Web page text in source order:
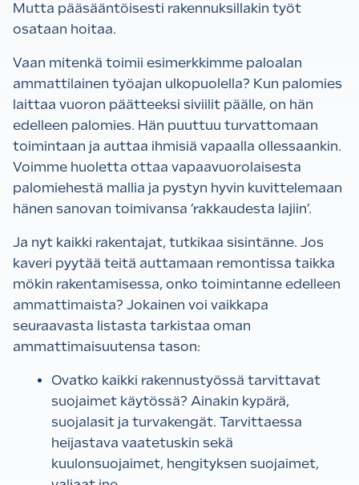
Mutta pääsääntöisesti rakennuksillakin työt
osataan hoitaa.
Vaan mitenkä toimii esimerkkimme paloalan
ammattilainen työajan ulkopuolella? Kun palomies
laittaa vuoron päätteeksi siviilit päälle, on hän
edelleen palomies. Hän puuttuu turvattomaan
toimintaan ja auttaa ihmisiä vapaalla ollessaankin.
Voimme huoletta ottaa vapaavuorolaisesta
palomiehestä mallia ja pystyn hyvin kuvittelemaan
hänen sanovan toimivansa ’rakkaudesta lajiin’.
Ja nyt kaikki rakentajat, tutkikaa sisintänne. Jos
kaveri pyytää teitä auttamaan remontissa taikka
mökin rakentamisessa, onko toimintanne edelleen
ammattimaista? Jokainen voi vaikkapa
seuraavasta listasta tarkistaa oman
ammattimaisuutensa tason:
Ovatko kaikki rakennustyössä tarvittavat
suojaimet käytössä? Ainakin kypärä,
suojalasit ja turvakengät. Tarvittaessa
heijastava vaatetuskin sekä
kuulonsuojaimet, hengityksen suojaimet,